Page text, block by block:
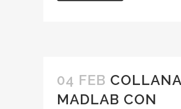
04 FEB COLLANA
MADLAB CON